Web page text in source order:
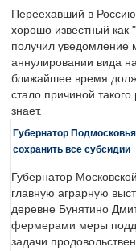
Переехавший в
хорошо известный
получил уведомление
аннулировании вида
ближайшее время
стало причиной
знает.
Губернатор
сохранить все субсидии
Губернатор
главную аграрную
деревне Бунятино
фермерами меры
задачи